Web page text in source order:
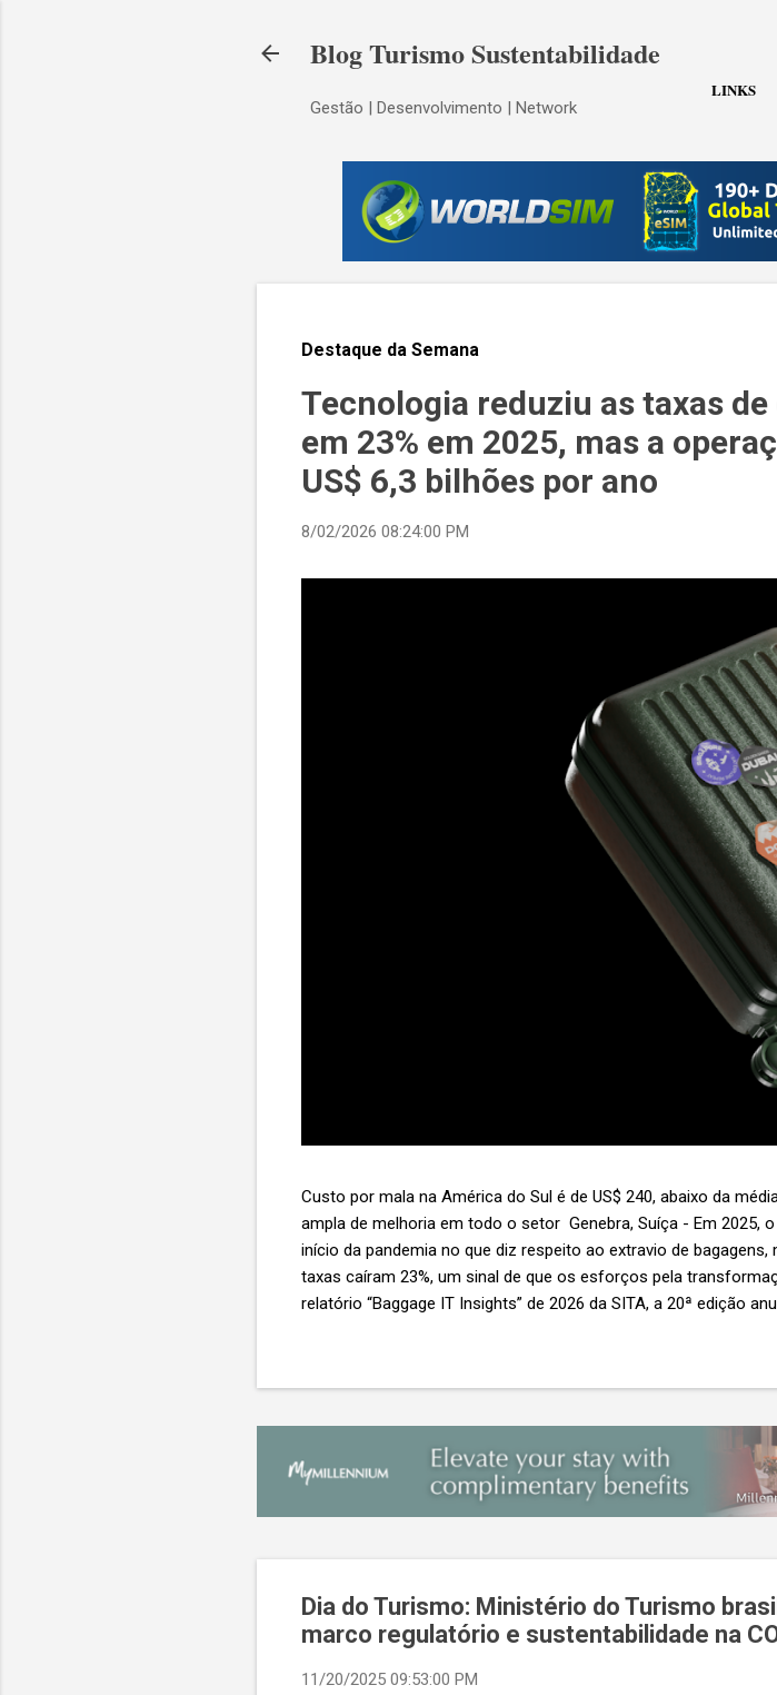
Blog Turismo Sustentabilidade
Gestão | Desenvolvimento | Network
LINKS
Destaque da Semana
Tecnologia reduziu as taxas
em 23% em 2025, mas a
US$ 6,3 bilhões por ano
8/02/2026 08:24:00 PM
Custo por mala na América do Sul é de US$ 240, abaixo da
ampla de melhoria em todo o setor Genebra, Suíça - Em 2025,
início da pandemia no que diz respeito ao extravio de
taxas caíram 23%, um sinal de que os esforços pela
relatório “Baggage IT Insights” de 2026 da SITA, a 20ª edição
lucro líquido médio de apenas US$ 8 por passageiro, uma mala
Dia do Turismo: Ministério do Turismo
marco regulatório e sustentabilidade na
11/20/2025 09:53:00 PM